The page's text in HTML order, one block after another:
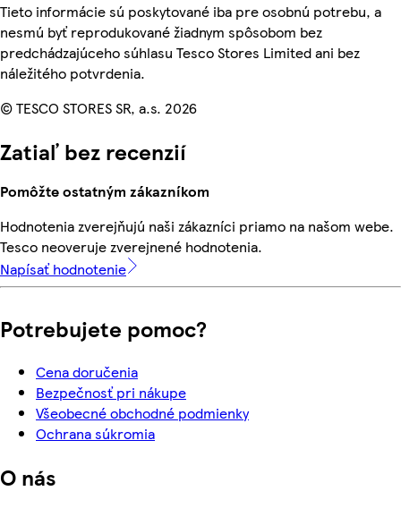
Tieto informácie sú poskytované iba pre osobnú potrebu, a
nesmú byť reprodukované žiadnym spôsobom bez
predchádzajúceho súhlasu Tesco Stores Limited ani bez
náležitého potvrdenia.
© TESCO STORES SR, a.s. 2026
Zatiaľ bez recenzií
Pomôžte ostatným zákazníkom
Hodnotenia zverejňujú naši zákazníci priamo na našom webe.
Tesco neoveruje zverejnené hodnotenia.
Napísať hodnotenie
Potrebujete pomoc?
Cena doručenia
Bezpečnosť pri nákupe
Všeobecné obchodné podmienky
Ochrana súkromia
O nás